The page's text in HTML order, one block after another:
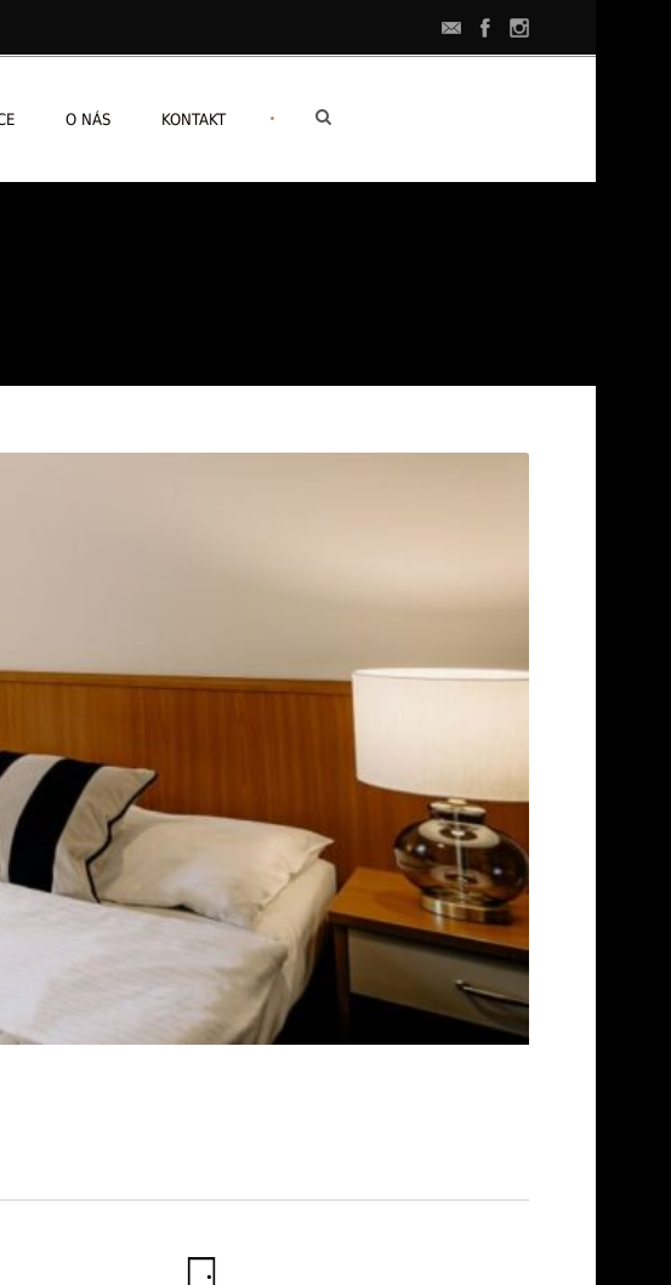
O NÁS KONTAKT •